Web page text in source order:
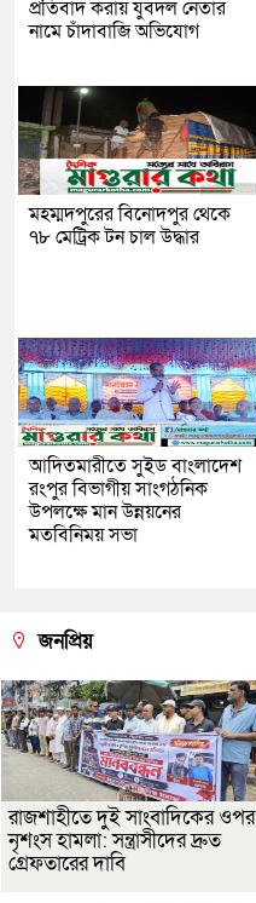
প্রতিবাদ করায় যুবদল নেতার
নামে চাঁদাবাজি অভিযোগ
মহম্মদপুরের বিনোদপুর থেকে
৭৮ মেট্রিক টন চাল উদ্ধার
আদিতমারীতে সুইড বাংলাদেশ
রংপুর বিভাগীয় সাংগঠনিক
উপলক্ষে মান উন্নয়নের
মতবিনিময় সভা
জনপ্রিয়
রাজশাহীতে দুই সাংবাদিকের ওপর
নৃশংস হামলা: সন্ত্রাসীদের দ্রুত
গ্রেফতারের দাবি